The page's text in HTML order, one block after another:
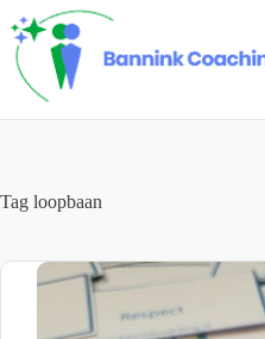
naar
de
inhoud
Tag loopbaan